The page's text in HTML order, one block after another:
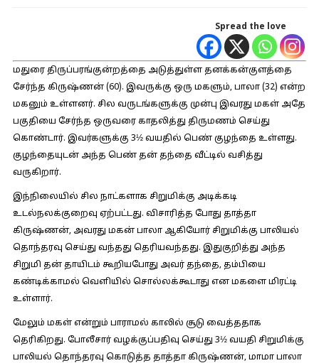
Spread the love
மதுரை திருப்பரங்குன்றத்தை அடுத்துள்ள தனக்கன்குளத்தை
சேர்ந்த கிருஷ்ணன் (60). இவருக்கு ஒரு மகளும், பாலா (32) என்ற
மகனும் உள்ளனர். சில வருடங்களுக்கு முன்பு இவரது மகள் அதே
பகுதியை சேர்ந்த ஒருவரை காதலித்து திருமணம் செய்து
கொண்டார். இவர்களுக்கு 3½ வயதில் பெண் குழந்தை உள்ளது.
குழந்தையுடன் அந்த பெண் தன் தந்தை வீட்டில் வசித்து
வருகிறார்.
இந்நிலையில் சில நாட்களாக சிறுமிக்கு அடிக்கடி
உடல்நலக்குறைவு ஏற்பட்டது. விசாரித்த போது தாத்தா
கிருஷ்ணன், அவரது மகன் பாலா ஆகியோர் சிறுமிக்கு பாலியல்
தொந்தரவு செய்து வந்தது தெரியவந்தது. இதுகுறித்து அந்த
சிறுமி தன் தாயிடம் கூறியபோது அவர் தந்தை, தம்பியை
கண்டிக்காமல் வெளியில் சொல்லக்கூடாது என மகளை மிரட்டி
உள்ளார்.
மேலும் மகள் என்றும் பாராமல் காலில் சூடு வைத்ததாக
தெரிகிறது. போலீசார் வழக்குப்பதிவு செய்து 3½ வயதி சிறுமிக்கு
பாலியல் தொந்தரவு கொடுத்த தாத்தா கிருஷ்ணன், மாமா பாலா